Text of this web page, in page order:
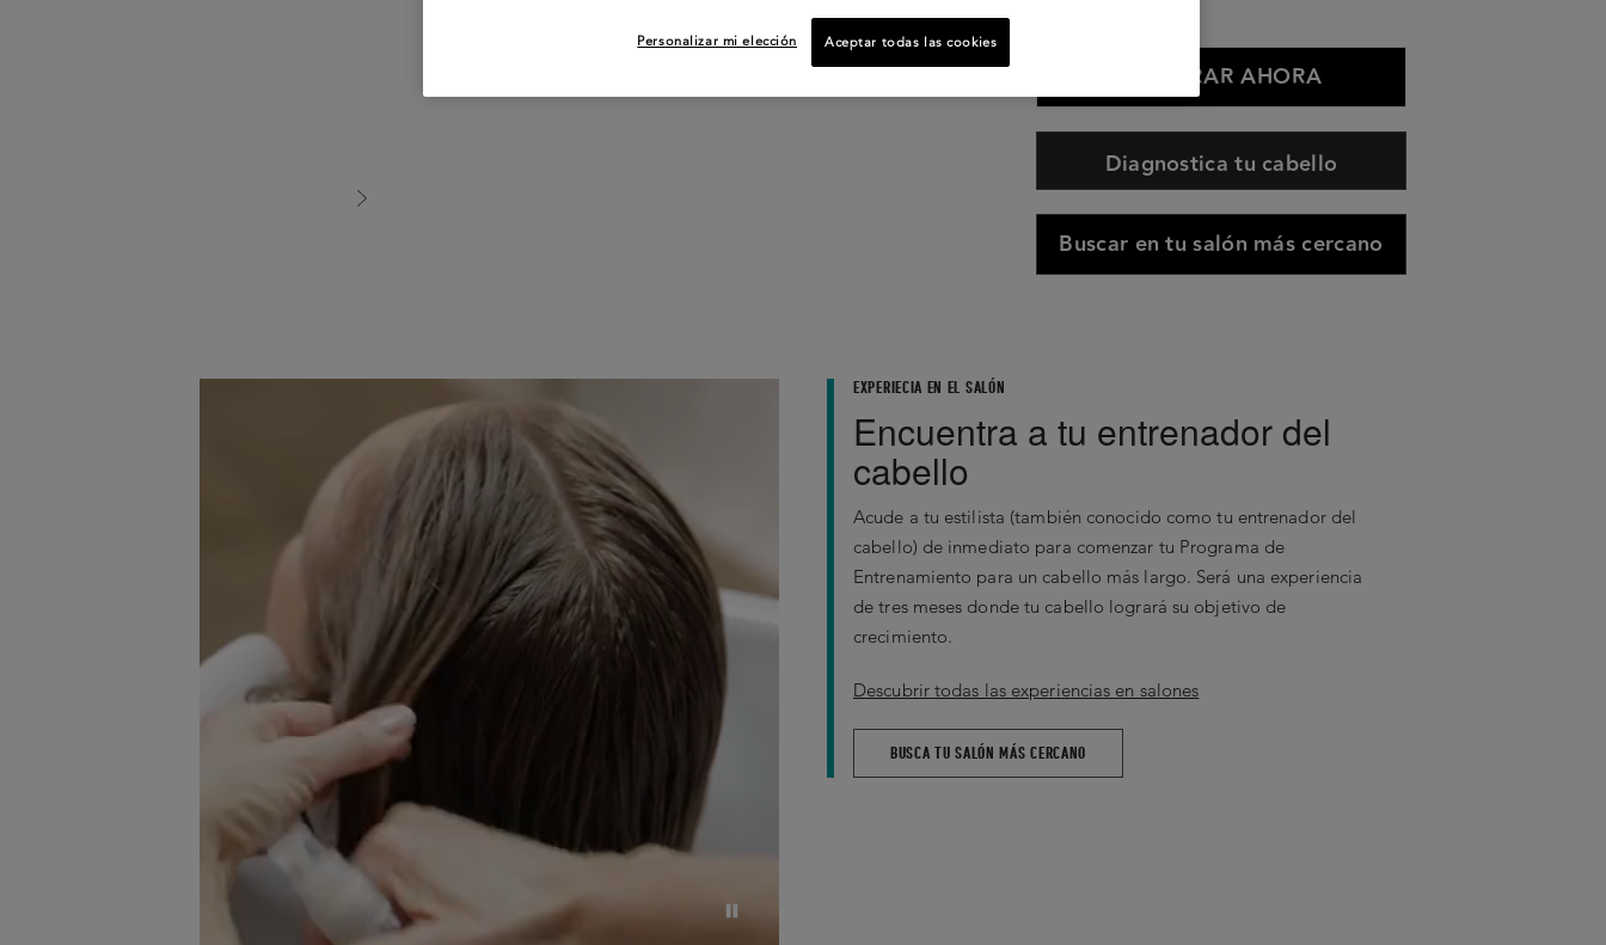
COMPRAR AHORA
Diagnostica tu cabello
Buscar en tu salón más cercano
EXPERIECIA EN EL SALÓN
Encuentra a tu entrenador del
cabello
Acude a tu estilista (también conocido como tu entrenador del
cabello) de inmediato para comenzar tu Programa de
Entrenamiento para un cabello más largo. Será una experiencia
de tres meses donde tu cabello logrará su objetivo de
crecimiento.
Descubrir todas las experiencias en salones
BUSCA TU SALÓN MÁS CERCANO
Personalizar mi elección Aceptar todas las cookies